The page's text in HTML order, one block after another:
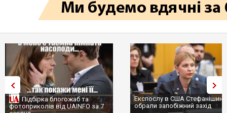
Підбірка блогожаб та
фотоприколів від UAINFO за 7
Експослу в США
обрали запобіжний захід